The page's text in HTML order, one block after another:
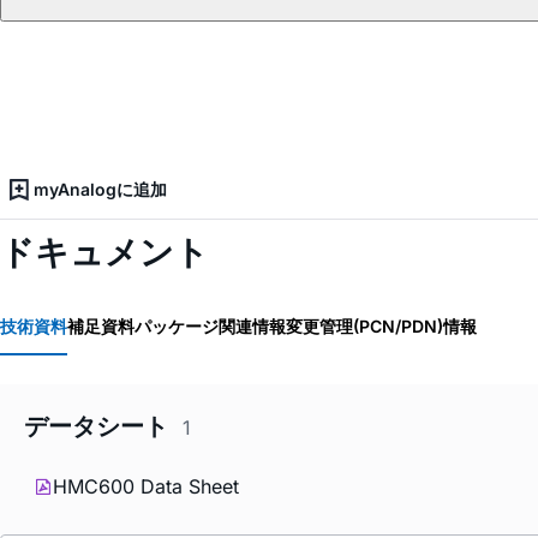
myAnalogに追加
ドキュメント
技術資料補足資料パッケージ関連情報変更管理(PCN/PDN)情報
データシート 1
HMC600 Data Sheet